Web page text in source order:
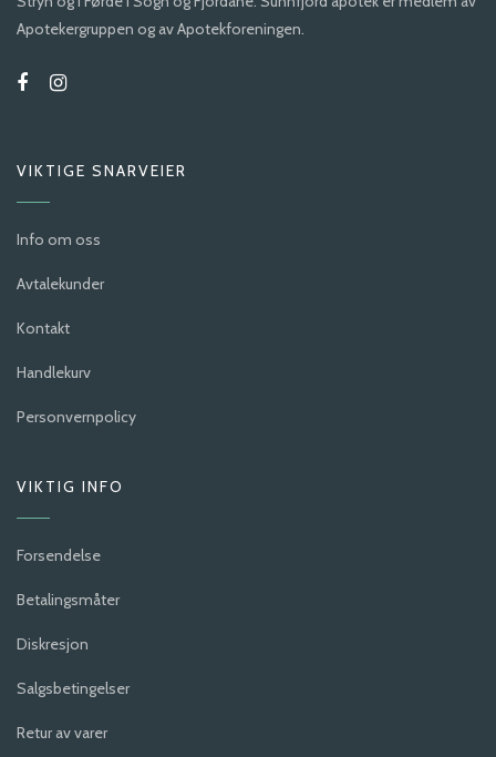
Apotekergruppen og av Apotekforeningen.
VIKTIGE SNARVEIER
Info om oss
Avtalekunder
Kontakt
Handlekurv
Personvernpolicy
VIKTIG INFO
Forsendelse
Betalingsmåter
Diskresjon
Salgsbetingelser
Retur av varer